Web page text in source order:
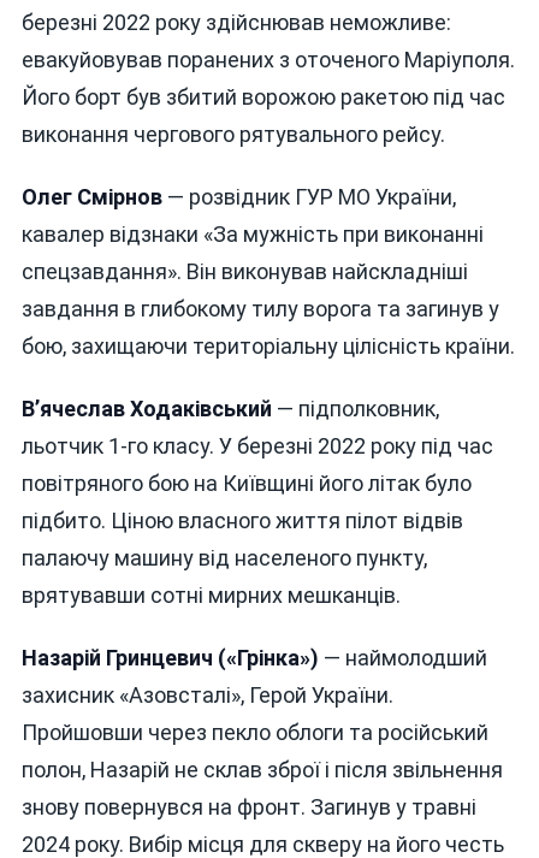
березні 2022 року здійснював неможливе:
евакуйовував поранених з оточеного Маріуполя.
Його борт був збитий ворожою ракетою під час
виконання чергового рятувального рейсу.
Олег Смірнов— розвідник ГУР МО України,
кавалер відзнаки «За мужність при виконанні
спецзавдання». Він виконував найскладніші
завдання в глибокому тилу ворога та загинув у
бою, захищаючи територіальну цілісність країни.
В’ячеслав Ходаківський — підполковник,
льотчик 1-го класу. У березні 2022 року під час
повітряного бою на Київщині його літак було
підбито. Ціною власного життя пілот відвів
палаючу машину від населеного пункту,
врятувавши сотні мирних мешканців.
Назарій Гринцевич («Грінка») — наймолодший
захисник «Азовсталі», Герой України.
Пройшовши через пекло облоги та російський
полон, Назарій не склав зброї і після звільнення
знову повернувся на фронт. Загинув у травні
2024 року. Вибір місця для скверу на його честь